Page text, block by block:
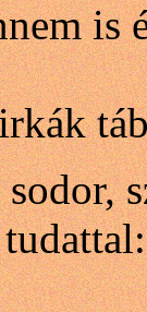
is